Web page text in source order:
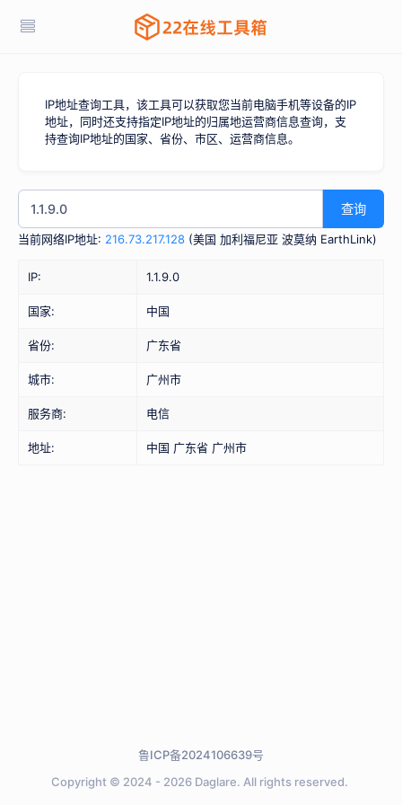
IP地址查询工具，该工具可以获取您当前电脑手机等设备的IP
地址，同时还支持指定IP地址的归属地运营商信息查询，支
持查询IP地址的国家、省份、市区、运营商信息。
查询
当前网络IP地址: 216.73.217.128 (美国 加利福尼亚 波莫纳 EarthLink)
IP: 1.1.9.0
国家: 中国
省份: 广东省
城市: 广州市
服务商: 电信
地址: 中国 广东省 广州市
Copyright © 2024 - 2026 Daglare. All rights reserved.
鲁ICP备2024106639号